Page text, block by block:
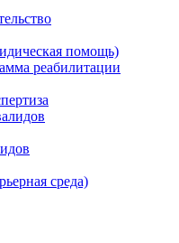
помощь)
реабилитации
среда)